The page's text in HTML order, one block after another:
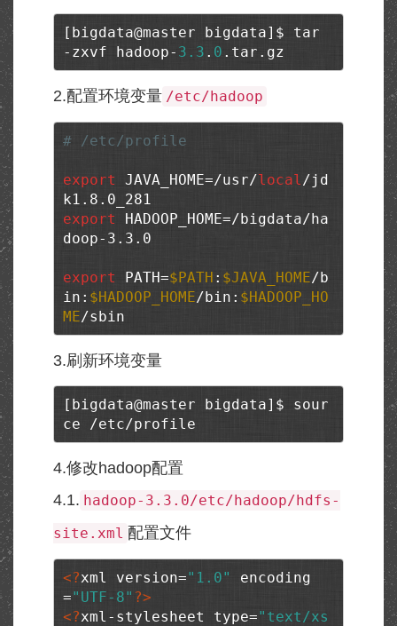
[bigdata@master bigdata]$ tar
-zxvf hadoop- 3.3 . 0 .tar.gz
2.配置环境变量 /etc/hadoop
# /etc/profile
export JAVA_HOME=/usr/local /jd
export HADOOP_HOME=/bigdata/ha
doop-3.3.0
export PATH=$PATH : $JAVA_HOME/b
in: $HADOOP_HOME/bin: $HADOOP_HO
ME/sbin
3.刷新环境变量
[bigdata@master bigdata]$ sour
ce /etc/profile
4.修改hadoop配置
4.1. hadoop-3.3.0/etc/hadoop/hdfs-
site.xml 配置文件
<?xml version="1.0"
encoding
="UTF-8" ?>
<?xml-stylesheet type="text/xs